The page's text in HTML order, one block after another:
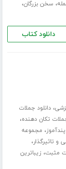
، سخن بزرگان،
دانلود کتاب
،دانلود جملات
تکان دهنده،
، مجموعه
و تاثیرگذار،
مثبت، زیباترین